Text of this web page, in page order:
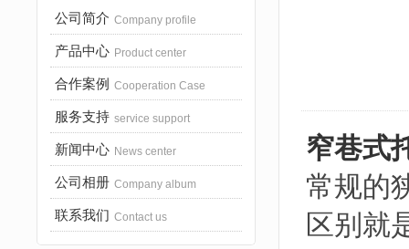
公司简介 Company profile
产品中心 Product center
合作案例 Cooperation Case
服务支持 service support
新闻中心 News center
公司相册 Company album
联系我们 Contact us
窄巷式
常规的
区别就